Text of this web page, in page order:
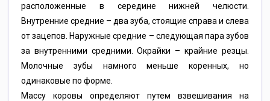
расположенные в середине нижней челюсти.
Внутренние средние – два зуба, стоящие справа и слева
от зацепов. Наружные средние – следующая пара зубов
за внутренними средними. Окрайки – крайние резцы.
Молочные зубы намного меньше коренных, но
одинаковые по форме.
Массу коровы определяют путем взвешивания на